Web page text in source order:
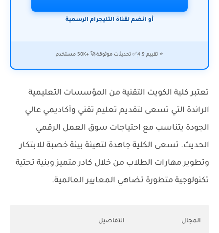
أو انضم لقناة التليجرام الرسمية
⭐ تقييم 4.9 ✅ تحديثات موثوقة🚀 +50K مستخدم
تعتبر كلية الكويت التقنية من المؤسسات التعليمية
الرائدة التي تسعى لتقديم تعليم تقني وأكاديمي عالي
الجودة يتناسب مع احتياجات سوق العمل الرقمي
الحديث. تسعى الكلية جاهدة لتهيئة بيئة خصبة للابتكار
وتطوير مهارات الطلاب من خلال كادر متميز وبنية تحتية
تكنولوجية متطورة تضاهي المعايير العالمية.
المجال التفاصيل